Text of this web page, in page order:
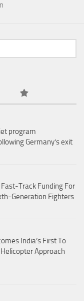
program
Germany’s exit
Track Funding For
Generation Fighters
India’s First To
Approach